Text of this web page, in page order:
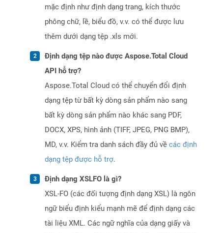
mặc định như định dạng trang, kích thước
phông chữ, lề, biểu đồ, v.v. có thể được lưu
thêm dưới dạng tệp .xls mới.
Định dạng tệp nào được Aspose.Total Cloud
API hỗ trợ?
Aspose.Total Cloud có thể chuyển đổi định
dạng tệp từ bất kỳ dòng sản phẩm nào sang
bất kỳ dòng sản phẩm nào khác sang PDF,
DOCX, XPS, hình ảnh (TIFF, JPEG, PNG BMP),
MD, v.v. Kiểm tra danh sách đầy đủ về các định
dạng tệp được hỗ trợ.
Định dạng XSLFO là gì?
XSL-FO (các đối tượng định dạng XSL) là ngôn
ngữ biểu định kiểu mạnh mẽ để định dạng các
tài liệu XML. Các ngữ nghĩa của dạng giấy và